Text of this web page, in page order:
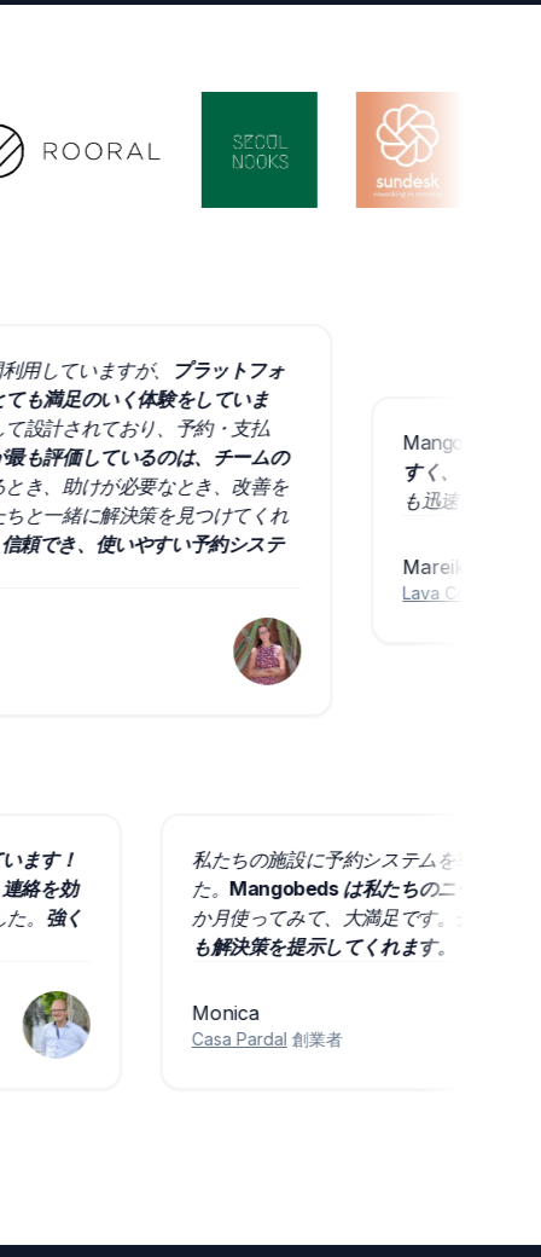
ていますが、プラットフォ
足のいく体験をしていま
されており、予約・支払
価しているのは、チームの
助けが必要なとき、改善を
緒に解決策を見つけてくれ
き、使いやすい予約システ
Mangobeds は私た
すく、サポートチー
も迅速に対応してく
Mareike Sudek
Lava Coliving
ています！
ト連絡を効
ました。
私たちの施設に予約システムを導
た。Mangobeds は私たちのニー
か月使ってみて、大満足です。
も解決策を提示してくれます。
Monica
Casa Pardal創業者